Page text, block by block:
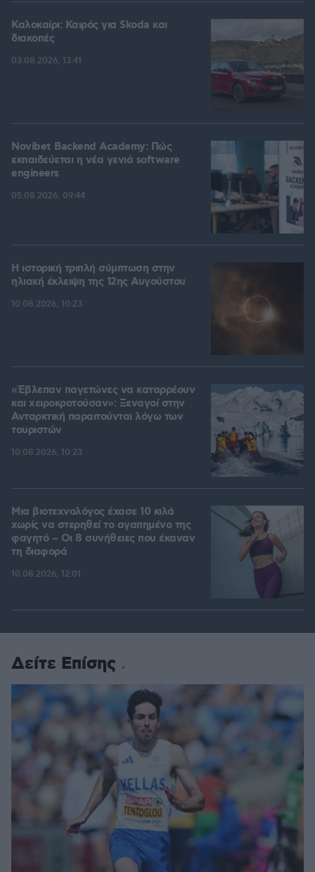
Καλοκαίρι: Καιρός για Skoda και
διακοπές
03.08.2026, 13:41
Novibet Backend Academy: Πώς
εκπαιδεύεται η νέα γενιά software
engineers
05.08.2026, 09:44
Η ιστορική τριπλή σύμπτωση στην
ηλιακή έκλειψη της 12ης Αυγούστου
10.08.2026, 10:23
«Έβλεπαν παγετώνες να καταρρέουν
και χειροκροτούσαν»: Ξεναγοί στην
Ανταρκτική παραιτούνται λόγω των
τουριστών
10.08.2026, 10:23
Μια βιοτεχνολόγος έχασε 10 κιλά
χωρίς να στερηθεί το αγαπημένο της
φαγητό – Οι 8 συνήθειες που έκαναν
τη διαφορά
10.08.2026, 12:01
Δείτε Επίσης